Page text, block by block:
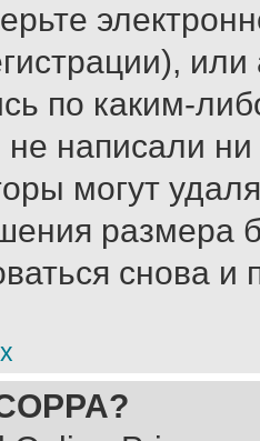
по каким-
написали
могут
размера
снова и